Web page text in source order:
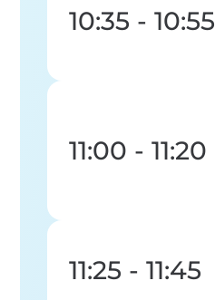
10:35 - 10:55
11:00 - 11:20
11:25 - 11:45